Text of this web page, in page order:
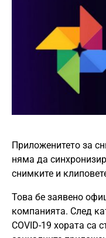
Приложенитето за
няма да
снимките и
Това бе заявено
компанията. След
COVID-19 хората са